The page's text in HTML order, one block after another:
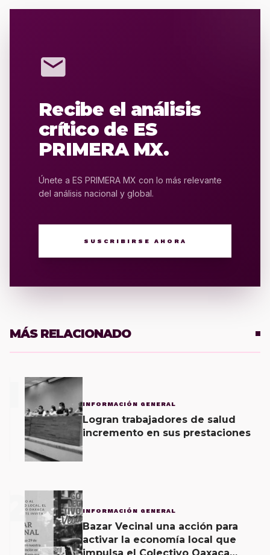
mail
Recibe el análisis
crítico de ES
PRIMERA MX.
Únete a ES PRIMERA MX con lo más relevante
del análisis nacional y global.
SUSCRIBIRSE AHORA
MÁS RELACIONADO
INFORMACIÓN GENERAL
Logran trabajadores de salud
incremento en sus prestaciones
2 INFORMACIÓN GENERAL
Bazar Vecinal una acción para
activar la economía local que
impulsa el Colectivo Oaxaca